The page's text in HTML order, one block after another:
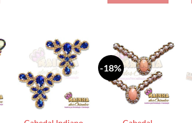
-18%